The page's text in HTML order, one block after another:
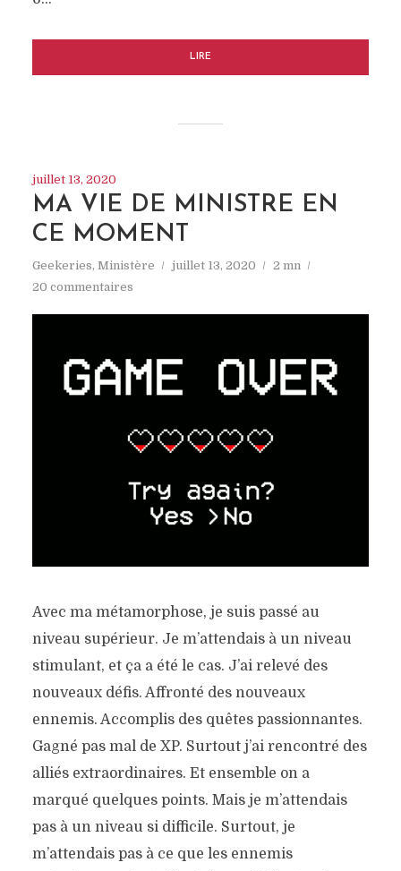
LIRE
juillet 13, 2020
MA VIE DE MINISTRE EN
CE MOMENT
Geekeries, Ministère juillet 13, 2020
2 mn
20 commentaires
Avec ma métamorphose, je suis passé au
niveau supérieur. Je m’attendais à un niveau
stimulant, et ça a été le cas. J’ai relevé des
nouveaux défis. Affronté des nouveaux
ennemis. Accomplis des quêtes passionnantes.
Gagné pas mal de XP. Surtout j’ai rencontré des
alliés extraordinaires. Et ensemble on a
marqué quelques points. Mais je m’attendais
pas à un niveau si difficile. Surtout, je
m’attendais pas à ce que les ennemis